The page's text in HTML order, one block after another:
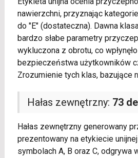
nawierzchni, przyznając
do "E" (dostateczna). Dawna
bardzo słabe parametry
wykluczona z obrotu, co
bezpieczeństwa użytkowników
Zrozumienie tych klas, bazujące
Hałas zewnętrzny: 73
Hałas zewnętrzny generowany
prezentowany na etykiecie
symbolach A, B oraz C, odgrywa